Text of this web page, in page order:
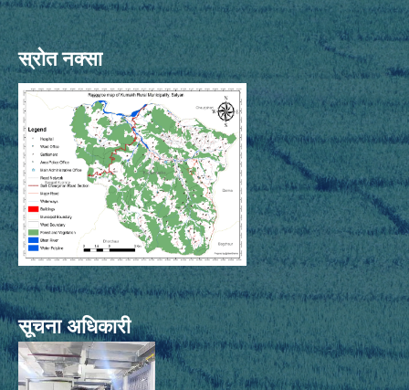
स्रोत नक्सा
सूचना अधिकारी